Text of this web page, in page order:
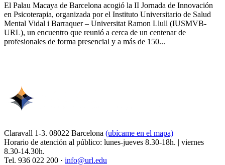
El Palau Macaya de Barcelona acogió la II Jornada de Innovación
en Psicoterapia, organizada por el Instituto Universitario de Salud
Mental Vidal i Barraquer – Universitat Ramon Llull (IUSMVB-
URL), un encuentro que reunió a cerca de un centenar de
profesionales de forma presencial y a más de 150...
Claravall 1-3. 08022 Barcelona (ubícame en el mapa)
Horario de atención al público: lunes-jueves 8.30-18h. | viernes
8.30-14.30h.
Tel. 936 022 200 · info@url.edu